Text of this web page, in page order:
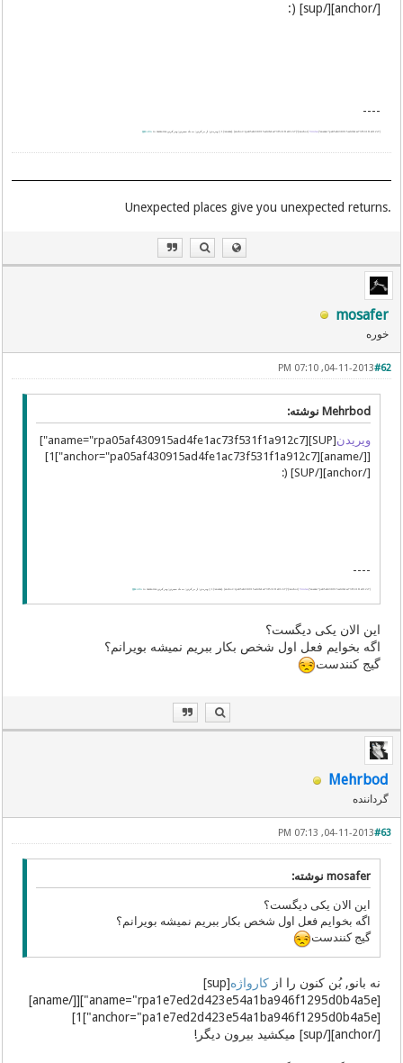
[/anchor][/sup] (:
----
[aname="pa05af430915ad4fe1ac73f531f1a912c7"]1[/aname]. [anchor=rpa05af430915ad4fe1ac73f531f1a912c7]^[/anchor]
Viridan || ویریدن: از بر کردن; به یاد سپردن; ویر کردن Ϣiki-Ento memorize
.Unexpected places give you unexpected returns
mosafer
خوره
#62
04-11-2013, 07:10 PM
Mehrbod نوشته:
ویریدن
[SUP][aname="rpa05af430915ad4fe1ac73f531f1a912c7"]
[[/aname][anchor="pa05af430915ad4fe1ac73f531f1a912c7"]1]
[/anchor][/SUP] (:
----
[aname="pa05af430915ad4fe1ac73f531f1a912c7"]1[/aname]. [anchor=rpa05af430915ad4fe1ac73f531f1a912c7]^[/anchor]
Viridan || ویریدن: از بر کردن; به یاد سپردن; ویر کردن Ϣiki-Ento memorize
این الان یکی دیگست؟
اگه بخوایم فعل اول شخص بکار ببریم نمیشه بویرانم؟
گیج کنندست
Mehrbod
گرداننده
#63
04-11-2013, 07:13 PM
mosafer نوشته:
این الان یکی دیگست؟
اگه بخوایم فعل اول شخص بکار ببریم نمیشه بویرانم؟
گیج کنندست
نه بانو, بُن کنون را ازکارواژه
[sup]
[aname="rpa1e7ed2d423e54a1ba946f1295d0b4a5e"][[/aname]
[anchor="pa1e7ed2d423e54a1ba946f1295d0b4a5e"]1]
[/anchor][/sup] میکشید بیرون دیگر!